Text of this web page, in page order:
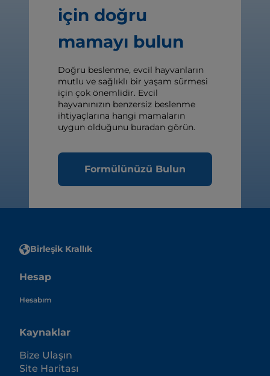
için doğru
mamayı bulun
Doğru beslenme, evcil hayvanların
mutlu ve sağlıklı bir yaşam sürmesi
için çok önemlidir. Evcil
hayvanınızın benzersiz beslenme
ihtiyaçlarına hangi mamaların
uygun olduğunu buradan görün.
Formülünüzü Bulun
Birleşik Krallık
Hesap
Hesabım
Kaynaklar
Bize Ulaşın
Site Haritası